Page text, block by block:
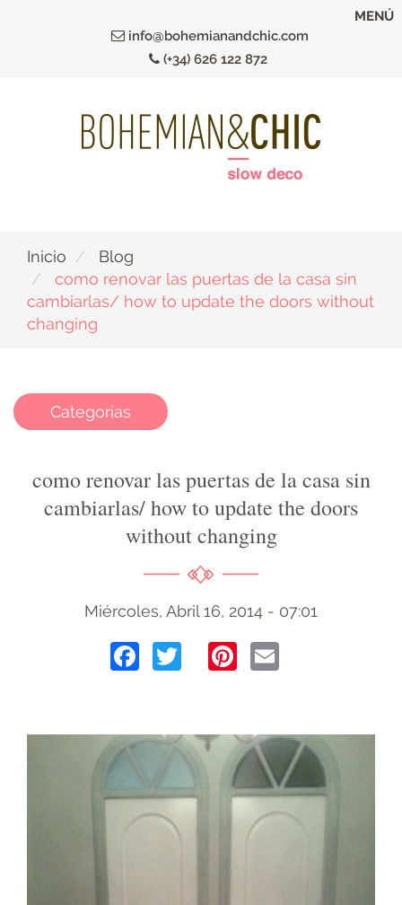
info@bohemianandchic.com
(+34) 626 122 872
MENÚ
Inicio
Blog
como renovar las puertas de la casa sin
cambiarlas/ how to update the doors without
changing
Categorias
como renovar las puertas de la casa sin
cambiarlas/ how to update the doors
without changing
Miércoles, Abril 16, 2014 - 07:01
Facebook
TwitterPinterest
Email